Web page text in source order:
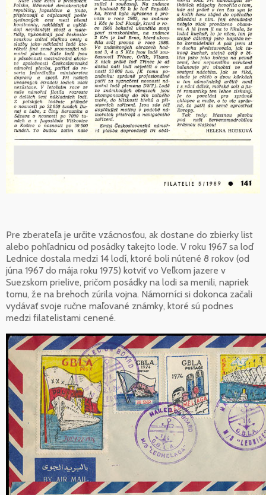
Pre zberateľa je určite vzácnosťou, ak dostane do zbierky list
alebo pohľadnicu od posádky takejto lode. V roku 1967 sa loď
Lednice dostala medzi 14 lodí, ktoré boli nútené 8 rokov (od
júna 1967 do mája roku 1975) kotviť vo Veľkom jazere v
Suezskom prielive, pričom posádky na lodi sa menili, napriek
tomu, že na brehoch zúrila vojna. Námorníci si dokonca začali
vydávať svoje ručne maľované známky, ktoré sú podnes
medzi filatelistami cenené.